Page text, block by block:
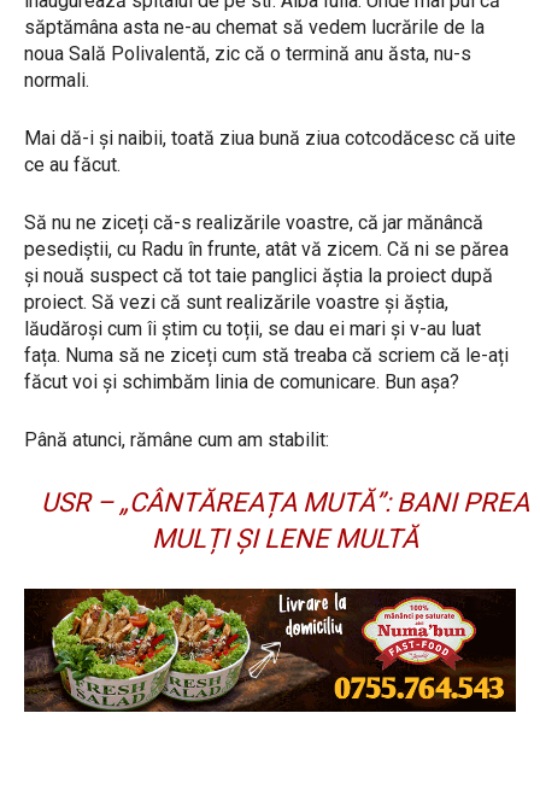
săptămâna asta ne-au chemat să vedem lucrările de la
noua Sală Polivalentă, zic că o termină anu ăsta, nu-s
normali.
Mai dă-i și naibii, toată ziua bună ziua cotcodăcesc că uite
ce au făcut.
Să nu ne ziceți că-s realizările voastre, că jar mănâncă
pesediștii, cu Radu în frunte, atât vă zicem. Că ni se părea
și nouă suspect că tot taie panglici ăștia la proiect după
proiect. Să vezi că sunt realizările voastre și ăștia,
lăudăroși cum îi știm cu toții, se dau ei mari și v-au luat
fața. Numa să ne ziceți cum stă treaba că scriem că le-ați
făcut voi și schimbăm linia de comunicare. Bun așa?
Până atunci, rămâne cum am stabilit:
USR – „CÂNTĂREAȚA MUTĂ”: BANI PREA
MULȚI ȘI LENE MULTĂ